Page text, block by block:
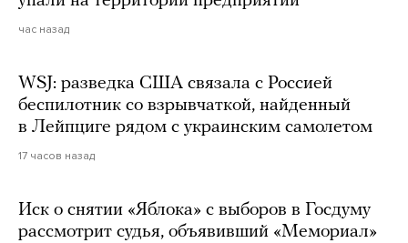
час назад
WSJ: разведка США связала с Россией
беспилотник со взрывчаткой, найденный
в Лейпциге рядом с украинским самолетом
17 часов назад
Иск о снятии «Яблока» с выборов в Госдуму
рассмотрит судья, объявивший «Мемориал»